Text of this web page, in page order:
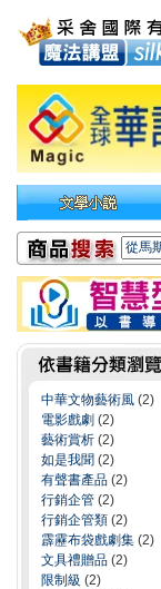
中華文物藝術風 (2)
電影戲劇 (2)
藝術賞析 (2)
如是我聞 (2)
有聲書產品 (2)
行銷企管 (2)
行銷企管類 (2)
霹靂布袋戲劇集 (2)
文具禮贈品 (2)
限制級 (2)